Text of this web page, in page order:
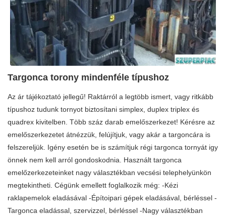
Targonca torony mindenféle típushoz
Az ár tájékoztató jellegű! Raktárról a legtöbb ismert, vagy ritkább
típushoz tudunk tornyot biztosítani simplex, duplex triplex és
quadrex kivitelben. Több száz darab emelőszerkezet! Kérésre az
emelőszerkezetet átnézzük, felújítjuk, vagy akár a targoncára is
felszereljük. Igény esetén be is számítjuk régi targonca tornyát igy
önnek nem kell arról gondoskodnia. Használt targonca
emelőzerkezeteinket nagy választékban vecsési telephelyünkön
megtekintheti. Cégünk emellett foglalkozik még: -Kézi
raklapemelok eladásával -Építoipari gépek eladásával, bérléssel -
Targonca eladással, szervizzel, bérléssel -Nagy választékban